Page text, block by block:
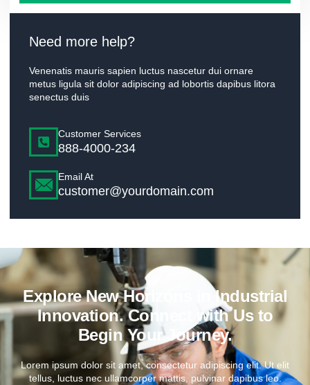
Need more help?
Venenatis mauris sapien luctus nascetur dui ornare
metus ligula sit dolor adipiscing ad lobortis dapibus litora
senectus duis
Customer Services
888-4000-234
Email At
customer@yourdomain.com
Explore New Horizons in Industrial
Innovation. Connect with Us to
Begin Your Journey.
Lorem ipsum dolor sit amet, consectetur adipiscing elit. Ut elit
tellus, luctus nec ullamcorper mattis, pulvinar dapibus leo.